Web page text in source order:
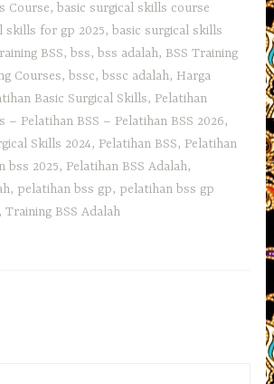
Course, basic surgical skills course
skills for gp 2025, basic surgical skills
BSS, bss, bss adalah, BSS Training
Courses, bssc, bssc adalah, Harga
Basic Surgical Skills, Pelatihan
– Pelatihan BSS – Pelatihan BSS 2026,
Skills 2024, Pelatihan BSS, Pelatihan
bss 2025, Pelatihan BSS Adalah,
, pelatihan bss gp, pelatihan bss gp
,Training BSS Adalah